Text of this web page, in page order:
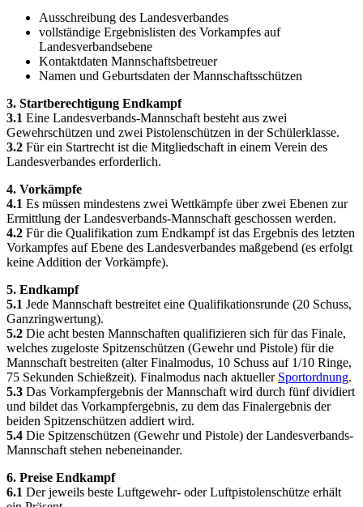
Ausschreibung des Landesverbandes
vollständige Ergebnislisten des Vorkampfes auf
Landesverbandsebene
Kontaktdaten Mannschaftsbetreuer
Namen und Geburtsdaten der Mannschaftsschützen
3. Startberechtigung Endkampf
3.1 Eine Landesverbands-Mannschaft besteht aus zwei
Gewehrschützen und zwei Pistolenschützen in der Schülerklasse.
3.2 Für ein Startrecht ist die Mitgliedschaft in einem Verein des
Landesverbandes erforderlich.
4. Vorkämpfe
4.1 Es müssen mindestens zwei Wettkämpfe über zwei Ebenen zur
Ermittlung der Landesverbands-Mannschaft geschossen werden.
4.2 Für die Qualifikation zum Endkampf ist das Ergebnis des letzten
Vorkampfes auf Ebene des Landesverbandes maßgebend (es erfolgt
keine Addition der Vorkämpfe).
5. Endkampf
5.1 Jede Mannschaft bestreitet eine Qualifikationsrunde (20 Schuss,
Ganzringwertung).
5.2 Die acht besten Mannschaften qualifizieren sich für das Finale,
welches zugeloste Spitzenschützen (Gewehr und Pistole) für die
Mannschaft bestreiten (alter Finalmodus, 10 Schuss auf 1/10 Ringe,
75 Sekunden Schießzeit). Finalmodus nach aktueller Sportordnung.
5.3 Das Vorkampfergebnis der Mannschaft wird durch fünf dividiert
und bildet das Vorkampfergebnis, zu dem das Finalergebnis der
beiden Spitzenschützen addiert wird.
5.4 Die Spitzenschützen (Gewehr und Pistole) der Landesverbands-
Mannschaft stehen nebeneinander.
6. Preise Endkampf
6.1 Der jeweils beste Luftgewehr- oder Luftpistolenschütze erhält